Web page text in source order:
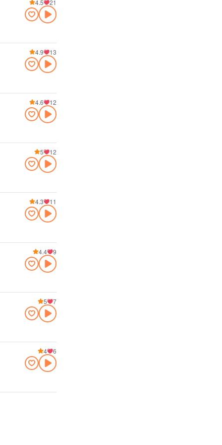
4.5 21
4.9 13
4.6 12
5 12
4.3 11
4.4 9
5 7
4 6